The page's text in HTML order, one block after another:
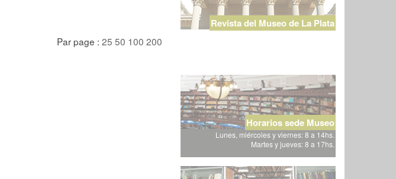
Par page : 25 50 100 200
Revista del Museo de La Plata
Horarios sede Museo
Lunes, miércoles y viernes: 8 a 14hs.
Martes y jueves: 8 a 17hs.